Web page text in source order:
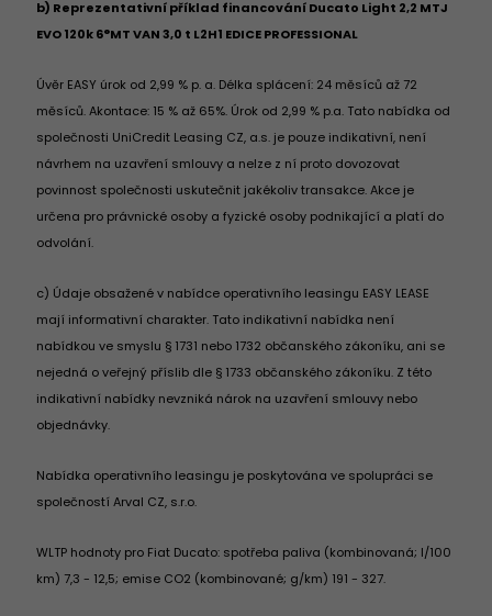
b) Reprezentativní příklad financování Ducato Light 2,2 MTJ
EVO 120k 6°MT VAN 3,0 t L2H1 EDICE PROFESSIONAL
Úvěr EASY úrok od 2,99 % p. a. Délka splácení: 24 měsíců až 72
měsíců. Akontace: 15 % až 65%. Úrok od 2,99 % p.a. Tato nabídka od
společnosti UniCredit Leasing CZ, a.s. je pouze indikativní, není
návrhem na uzavření smlouvy a nelze z ní proto dovozovat
povinnost společnosti uskutečnit jakékoliv transakce. Akce je
určena pro právnické osoby a fyzické osoby podnikající a platí do
odvolání.
c) Údaje obsažené v nabídce operativního leasingu EASY LEASE
mají informativní charakter. Tato indikativní nabídka není
nabídkou ve smyslu § 1731 nebo 1732 občanského zákoníku, ani se
nejedná o veřejný příslib dle § 1733 občanského zákoníku. Z této
indikativní nabídky nevzniká nárok na uzavření smlouvy nebo
objednávky.
Nabídka operativního leasingu je poskytována ve spolupráci se
společností Arval CZ, s.r.o.
WLTP hodnoty pro Fiat Ducato: spotřeba paliva (kombinovaná; l/100
km) 7,3 - 12,5; emise CO2 (kombinované; g/km) 191 - 327.